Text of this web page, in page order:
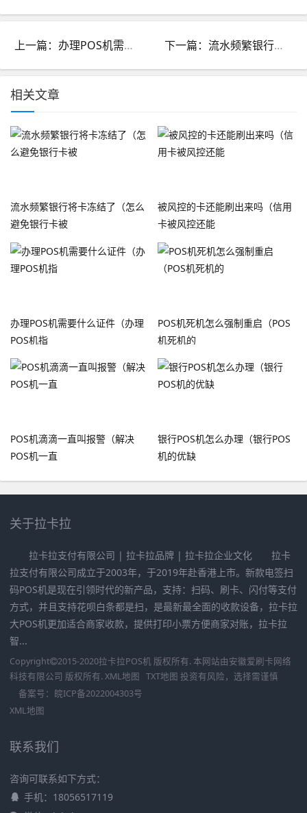
上一篇：办理POS机需要什么证件（办理POS机指南） 下一篇：流水频繁银行将卡冻结了（怎么避免银行卡被冻结）
相关文章
流水频繁银行将卡冻结了（怎么
避免银行卡被
被风控的卡还能刷出来吗（信用
卡被风控还能
办理POS机需要什么证件（办理
POS机指
POS机死机怎么强制重启（POS
机死机的
POS机滴滴一直叫报警（解决
POS机一直
银行POS机怎么办理（银行POS
机的优缺
关于拉卡拉
拉卡拉支付有限公司 | 拉卡拉品牌 | 拉卡拉企业文化 拉卡
拉支付有限公司成立于2003年，于2019年赴香港上市。新款电签扫
码POS机是现在引领时代的新产品，支持：扫码、刷卡、闪付等支付
方式，并且支持花呗白条都是扫，是最新最全面的收款设备，拉卡拉
大POS机更加适合商家收款，提供打印小票方便商家对账，拉卡拉
智...
Copyright 2015-2020拉卡拉POS机 版权所有. 本网站由安徽爱刷卡网络
科技有限公司 版权所有. XML地图 TXT地图 投资有风险，选择需谨慎
备案号： 皖ICP备2022004303号
XML地图
联系我们
咨询可联系如下方式：
手机：18056517119